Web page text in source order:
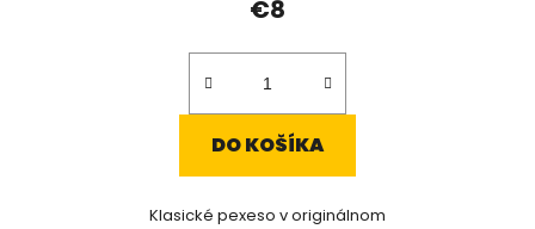
€8
DO KOŠÍKA
Klasické pexeso v originálnom